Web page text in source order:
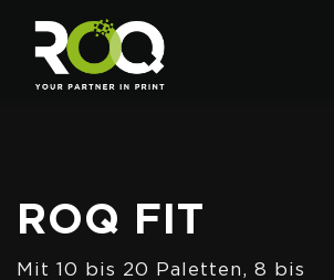
ROQ FIT
Mit 10 bis 20 Paletten, 8 bis